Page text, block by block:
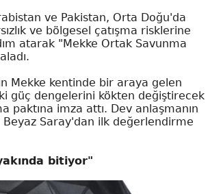
ve Pakistan, Orta Doğu'da
ve bölgesel çatışma risklerine
atarak "Mekke Ortak Savunma
Mekke kentinde bir araya gelen
güç dengelerini kökten değiştirecek
paktına imza attı. Dev anlaşmanın
Beyaz Saray'dan ilk değerlendirme
bitiyor"